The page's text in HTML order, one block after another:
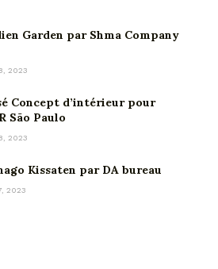
Garden par Shma Company
2023
Concept d’intérieur pour
São Paulo
2023
Kissaten par DA bureau
2023